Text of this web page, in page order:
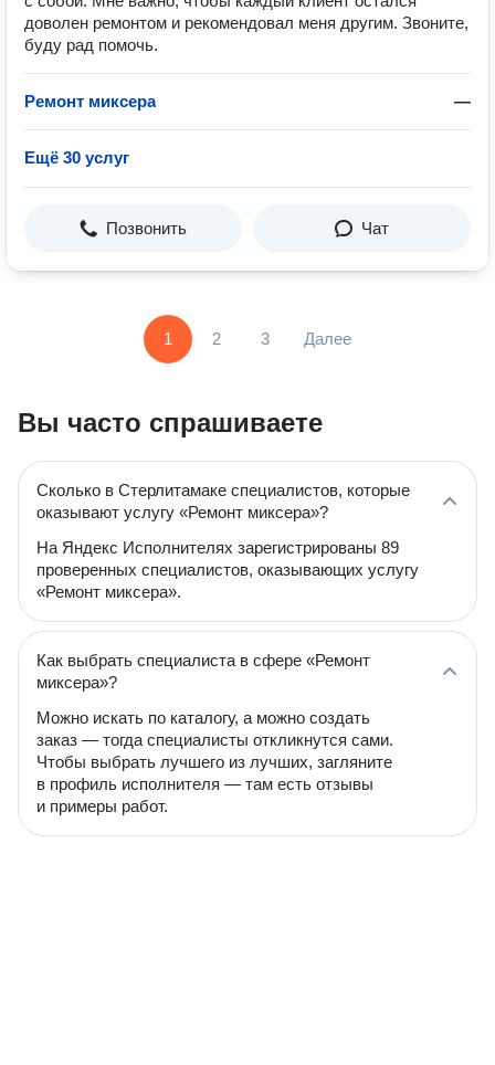
доволен ремонтом и рекомендовал меня другим. Звоните,
буду рад помочь.
Ремонт миксера —
Ещё 30 услуг
Позвонить Чат
1 2 3 Далее
Вы часто спрашиваете
Сколько в Стерлитамаке специалистов, которые
оказывают услугу «Ремонт миксера»?
На Яндекс Исполнителях зарегистрированы 89
проверенных специалистов, оказывающих услугу
«Ремонт миксера».
Как выбрать специалиста в сфере «Ремонт
миксера»?
Можно искать по каталогу, а можно создать
заказ — тогда специалисты откликнутся сами.
Чтобы выбрать лучшего из лучших, загляните
в профиль исполнителя — там есть отзывы
и примеры работ.